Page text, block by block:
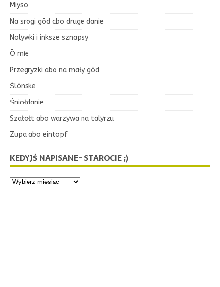
Miyso
Na srogi gōd abo druge danie
Nolywki i inksze sznapsy
Ō mie
Przegryzki abo na mały gōd
Ślōnske
Śniołdanie
Szałołt abo warzywa na talyrzu
Zupa abo eintopf
KEDYJŚ NAPISANE- STAROCIE ;)